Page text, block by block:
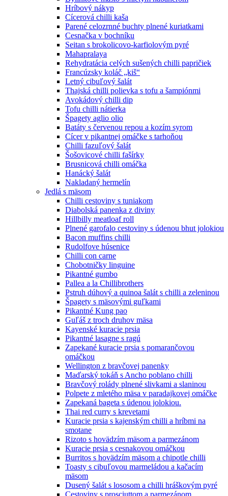
Hríbový nákyp
Cícerová chilli kaša
Parené celozrnné buchty plnené kuriatkami
Cesnačka v bochníku
Seitan s brokolicovo-karfiolovým pyré
Mahapralaya
Rehydratácia celých sušených chilli papričiek
Francúzsky koláč „kiš“
Letný cibuľový šalát
Thajská chilli polievka s tofu a šampiónmi
Avokádový chilli dip
Tofu chilli nátierka
Špagety aglio olio
Batáty s červenou repou a kozím syrom
Cícer v pikantnej omáčke s tarhoňou
Chilli fazuľový šalát
Šošovicové chilli fašírky
Brusnicová chilli omáčka
Hanácký šalát
Nakladaný hermelín
Jedlá s mäsom
Chilli cestoviny s tuniakom
Diabolská panenka z diviny
Hillbilly meatloaf roll
Plnené garofalo cestoviny s údenou bhut jolokiou
Bacon muffins chilli
Rudolfove húsenice
Chilli con carne
Chobotničky linguine
Pikantné gumbo
Pallea a la Chillibrothers
Pstruh dúhový a quinoa šalát s chilli a zeleninou
Špagety s mäsovými guľkami
Pikantné Kung pao
Guľáš z troch druhov mäsa
Kayenské kuracie prsia
Pikantné lasagne s ragú
Zapekané kuracie prsia s pomarančovou
omáčkou
Wellington z bravčovej panenky
Maďarský tokáň s Ancho poblano chilli
Bravčový rolády plnené slivkami a slaninou
Polpete z mletého mäsa v paradajkovej omáčke
Zapekaná bageta s údenou jolokiou.
Thai red curry s krevetami
Kuracie prsia s kajenským chilli a hríbmi na
smotane
Rizoto s hovädzím mäsom a parmezánom
Kuracie prsia s cesnakovou omáčkou
Burritos s hovädzím mäsom a chipotle chilli
Toasty s cibuľovou marmeládou a kačacím
mäsom
Dusený šalát s lososom a chilli hráškovým pyré
Cestoviny s prosciuttom a parmezánom